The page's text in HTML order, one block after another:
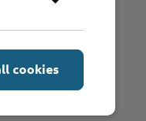
cookies